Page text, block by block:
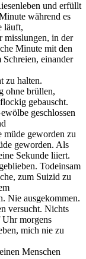
und erfüllt
während es
läuft,
misslungen, in der
Minute mit den
einander
zu halten.
ohne brüllen,
gebauscht.
geschlossen
müde geworden zu
geworden. Als
Sekunde liiert.
Todeinsam
zum Suizid zu
Nie ausgekommen.
versucht. Nichts
morgens
mich nie zu
Menschen